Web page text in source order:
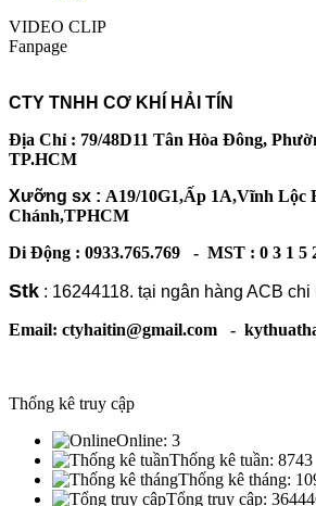
VIDEO CLIP
Fanpage
CTY TNHH CƠ KHÍ HẢI TÍN
Địa Chỉ : 79/48D11 Tân Hòa Đông,
TP.HCM
Xưỡng sx : A19/10G1,Ấp 1A,Vĩnh Lộc
Chánh,TPHCM
Di Động : 0933.765.769 - MST : 0 3 1 5
Stk : 16244118. tại ngân hàng ACB
Email: ctyhaitin@gmail.com -
Thống kê truy cập
Online: 3
Thống kê tuần: 8743
Thống kê tháng:
Tổng truy cập: